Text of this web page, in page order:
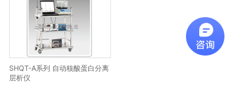
SHQT-A系列 自动核酸蛋白分离
层析仪